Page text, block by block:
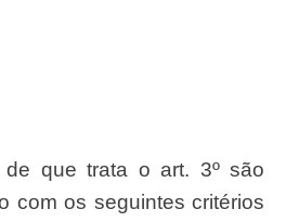
com os seguintes critérios